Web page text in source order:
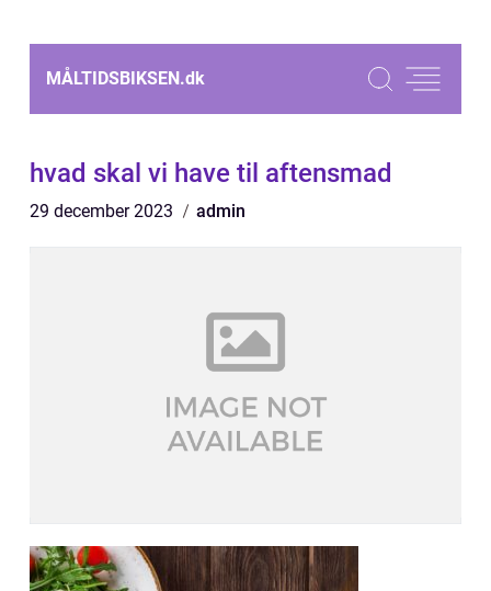
MÅLTIDSBIKSEN.dk
hvad skal vi have til aftensmad
29 december 2023 admin